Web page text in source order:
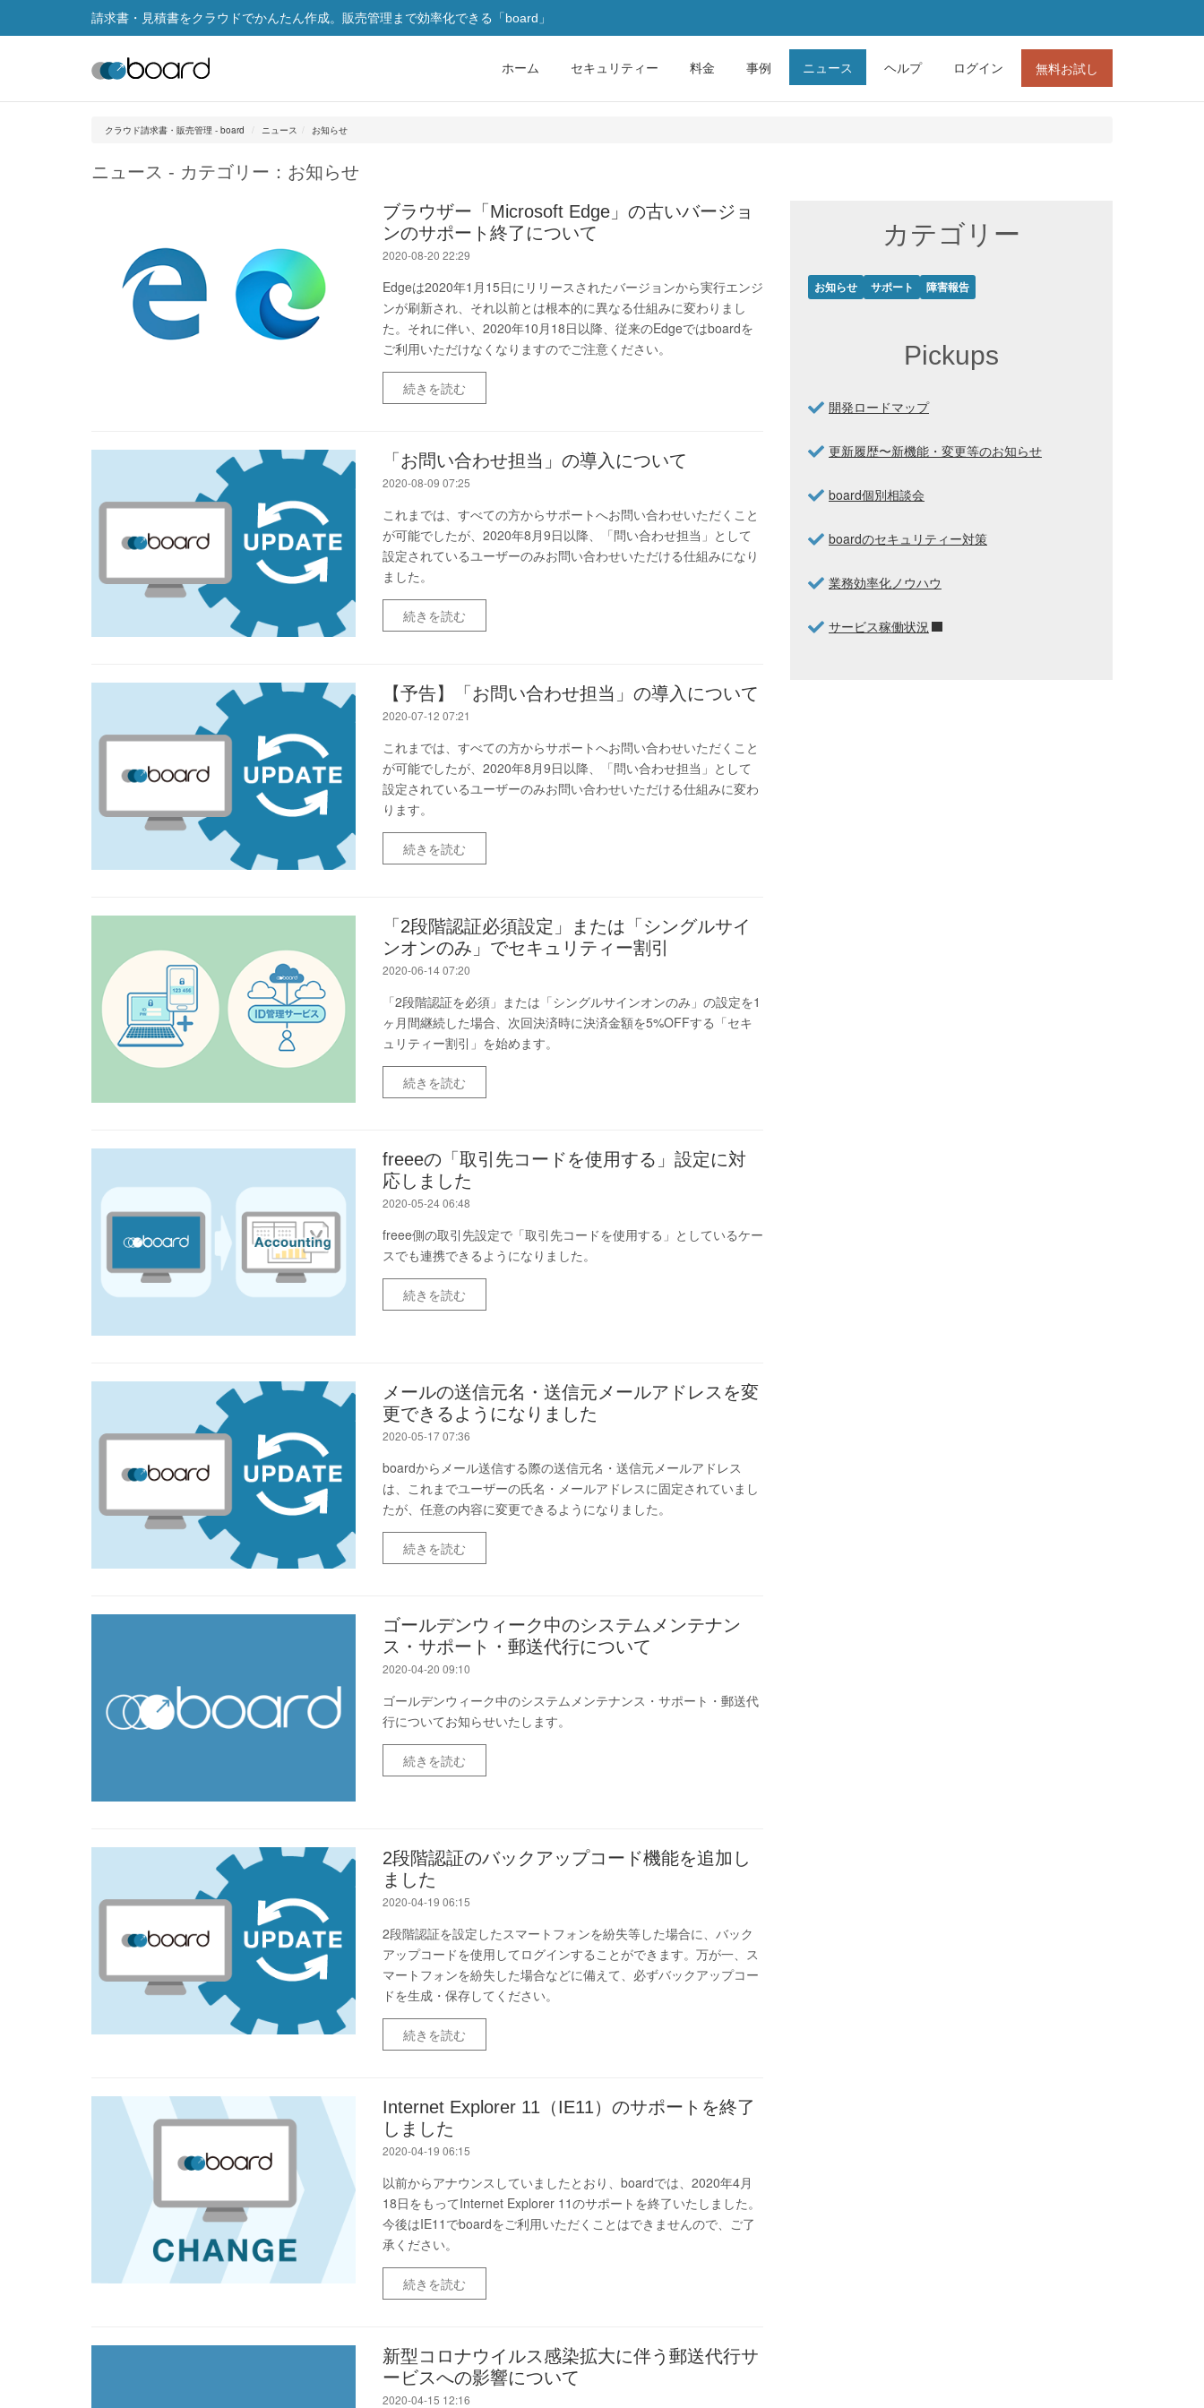
請求書・見積書をクラウドでかんたん作成。販売管理まで効率化できる「board」
ホーム セキュリティー 料金 事例 ニュース ヘルプ ログイン 無料お試し
クラウド請求書・販売管理 - board ニュース お知らせ
ニュース - カテゴリー：お知らせ
ブラウザー「Microsoft Edge」の古いバージョ
ンのサポート終了について
2020-08-20 22:29
Edgeは2020年1月15日にリリースされたバージョンから実行エンジ
ンが刷新され、それ以前とは根本的に異なる仕組みに変わりまし
た。それに伴い、2020年10月18日以降、従来のEdgeではboardを
ご利用いただけなくなりますのでご注意ください。
続きを読む
「お問い合わせ担当」の導入について
2020-08-09 07:25
これまでは、すべての方からサポートへお問い合わせいただくこと
が可能でしたが、2020年8月9日以降、「問い合わせ担当」として
設定されているユーザーのみお問い合わせいただける仕組みになり
ました。
続きを読む
【予告】「お問い合わせ担当」の導入について
2020-07-12 07:21
これまでは、すべての方からサポートへお問い合わせいただくこと
が可能でしたが、2020年8月9日以降、「問い合わせ担当」として
設定されているユーザーのみお問い合わせいただける仕組みに変わ
ります。
続きを読む
「2段階認証必須設定」または「シングルサイ
ンオンのみ」でセキュリティー割引
2020-06-14 07:20
「2段階認証を必須」または「シングルサインオンのみ」の設定を1
ヶ月間継続した場合、次回決済時に決済金額を5%OFFする「セキ
ュリティー割引」を始めます。
続きを読む
freeeの「取引先コードを使用する」設定に対
応しました
2020-05-24 06:48
freee側の取引先設定で「取引先コードを使用する」としているケー
スでも連携できるようになりました。
続きを読む
メールの送信元名・送信元メールアドレスを変
更できるようになりました
2020-05-17 07:36
boardからメール送信する際の送信元名・送信元メールアドレス
は、これまでユーザーの氏名・メールアドレスに固定されていまし
たが、任意の内容に変更できるようになりました。
続きを読む
ゴールデンウィーク中のシステムメンテナン
ス・サポート・郵送代行について
2020-04-20 09:10
ゴールデンウィーク中のシステムメンテナンス・サポート・郵送代
行についてお知らせいたします。
続きを読む
2段階認証のバックアップコード機能を追加し
ました
2020-04-19 06:15
2段階認証を設定したスマートフォンを紛失等した場合に、バック
アップコードを使用してログインすることができます。万が一、ス
マートフォンを紛失した場合などに備えて、必ずバックアップコー
ドを生成・保存してください。
続きを読む
Internet Explorer 11（IE11）のサポートを終了
しました
2020-04-19 06:15
以前からアナウンスしていましたとおり、boardでは、2020年4月
18日をもってInternet Explorer 11のサポートを終了いたしました。
今後はIE11でboardをご利用いただくことはできませんので、ご了
承ください。
続きを読む
新型コロナウイルス感染拡大に伴う郵送代行サ
ービスへの影響について
2020-04-15 12:16
カテゴリー
お知らせ サポート 障害報告
Pickups
開発ロードマップ
更新履歴〜新機能・変更等のお知らせ
board個別相談会
boardのセキュリティー対策
業務効率化ノウハウ
サービス稼働状況